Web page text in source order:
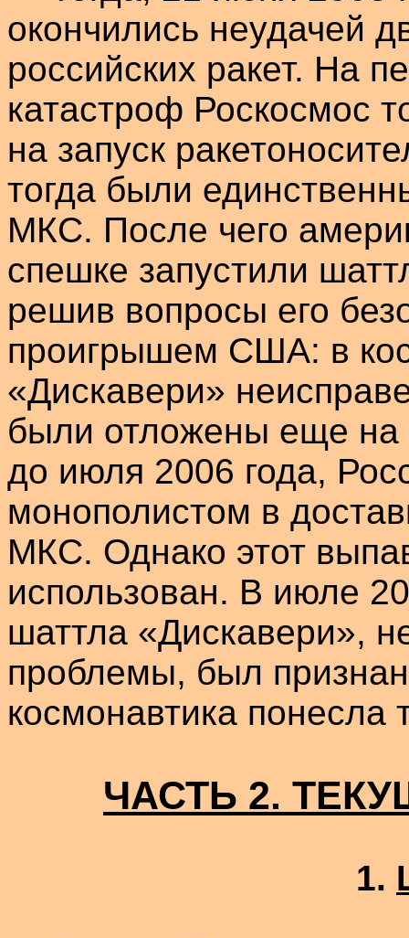
окончились неудачей
российских ракет. На
катастроф Роскосмос
на запуск
тогда были
МКС. После чего
спешке запустили
решив вопросы его
проигрышем США: в
«Дискавери»
были отложены еще на
до июля 2006 года,
монополистом в
МКС. Однако этот
использован. В июле
шаттла «Дискавери»,
проблемы, был
космонавтика
ЧАСТЬ 2.
1.